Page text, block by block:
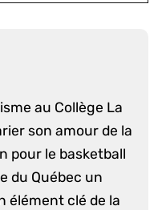
au Collège La
son amour de la
pour le basketball
du Québec un
élément clé de la